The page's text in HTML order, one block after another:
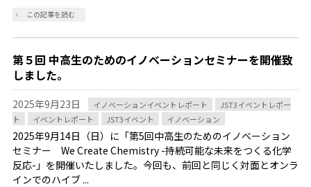
この記事を読む
第５回 中高生のためのイノベーションセミナーを開催致
しました。
2025年9月23日 イノベーションイベントレポート
JST3イベントレポー
ト
イベントレポート JST3イベント イノベーション
2025年9月14日（日）に「第5回中高生のためのイノベーション
セミナー We Create Chemistry -持続可能な未来をつくる化学
反応-」を開催いたしました。今回も、前回と同じく対面とオンラ
インでのハイブ ...